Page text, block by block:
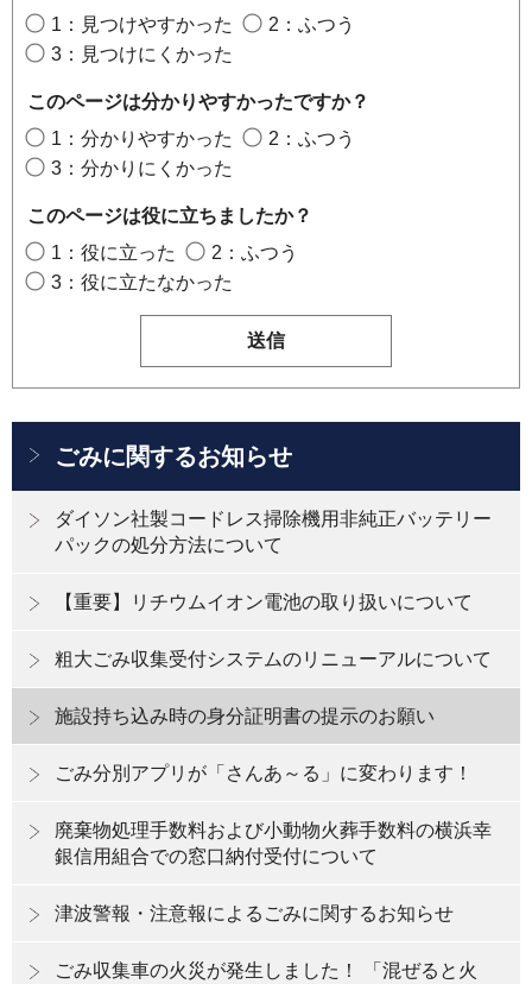
1：見つけやすかった
2：ふつう
3：見つけにくかった
このページは分かりやすかったですか？
1：分かりやすかった
2：ふつう
3：分かりにくかった
このページは役に立ちましたか？
1：役に立った
2：ふつう
3：役に立たなかった
ごみに関するお知らせ
ダイソン社製コードレス掃除機用非純正バッテリー
パックの処分方法について
【重要】リチウムイオン電池の取り扱いについて
粗大ごみ収集受付システムのリニューアルについて
施設持ち込み時の身分証明書の提示のお願い
ごみ分別アプリが「さんあ～る」に変わります！
廃棄物処理手数料および小動物火葬手数料の横浜幸
銀信用組合での窓口納付受付について
津波警報・注意報によるごみに関するお知らせ
ごみ収集車の火災が発生しました！ 「混ぜると火